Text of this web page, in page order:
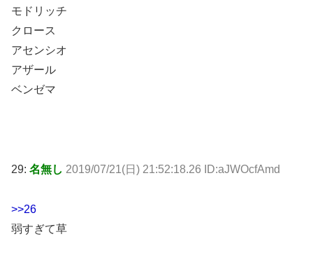
モドリッチ
クロース
アセンシオ
アザール
ベンゼマ
29: 名無し 2019/07/21(日) 21:52:18.26 ID:aJWOcfAmd
>>26
弱すぎて草